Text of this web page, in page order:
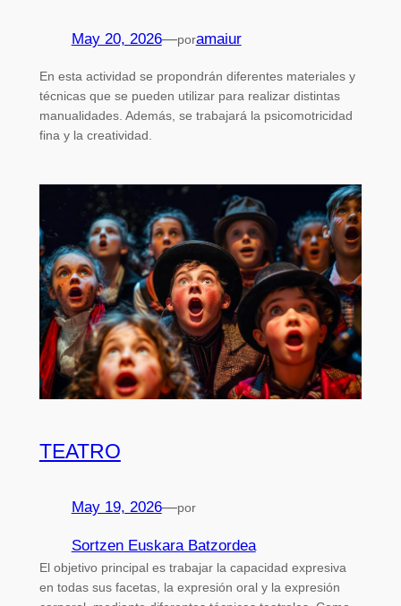
May 20, 2026—poramaiur
En esta actividad se propondrán diferentes materiales y
técnicas que se pueden utilizar para realizar distintas
manualidades. Además, se trabajará la psicomotricidad
fina y la creatividad.
TEATRO
May 19, 2026—por
Sortzen Euskara Batzordea
El objetivo principal es trabajar la capacidad expresiva
en todas sus facetas, la expresión oral y la expresión